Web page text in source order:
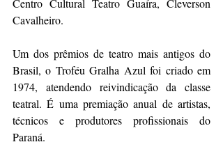
Centro Cultural Teatro Guaíra, Cleverson
Cavalheiro.
Um dos prêmios de teatro mais antigos do
Brasil, o Troféu Gralha Azul foi criado em
1974, atendendo reivindicação da classe
teatral. É uma premiação anual de artistas,
técnicos e produtores profissionais do
Paraná.